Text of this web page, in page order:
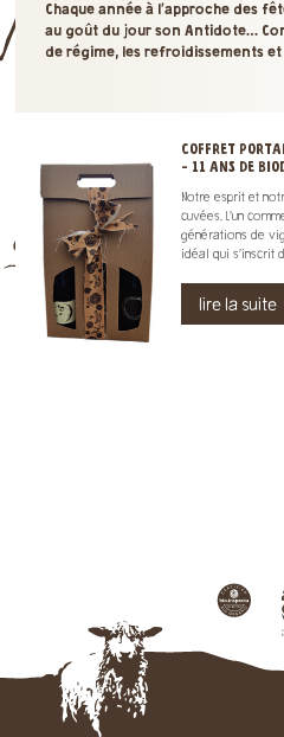
Chaque année à l’approche des
au goût du jour son Antidote…
de régime, les refroidissements
COFFRET
- 11 ANS DE
Notre esprit et
cuvées. L’un
générations de
idéal qui s’inscrit
lire la suite